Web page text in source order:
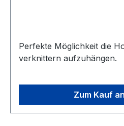
Perfekte Möglichkeit die
verknittern aufzuhängen.
Zum Kauf